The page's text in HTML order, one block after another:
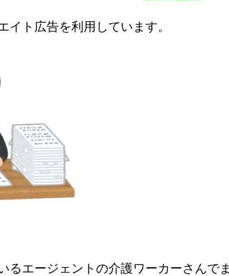
ト広告を利用しています。
るエージェントの介護ワーカーさんで